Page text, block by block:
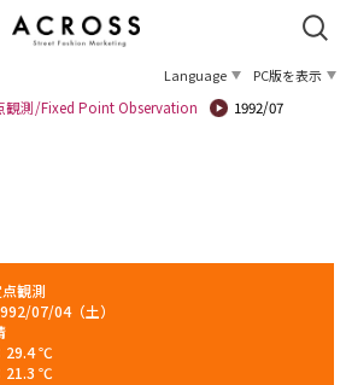
Language
PC版を表示
観測/Fixed Point Observation 1992/07
観測
07/04（土）
29.4 ℃
21.3 ℃